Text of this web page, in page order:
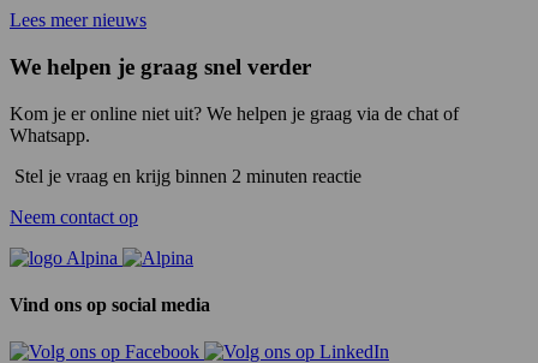
Lees meer nieuws
We helpen je graag snel verder
Kom je er online niet uit? We helpen je graag via de chat of
Whatsapp.
Stel je vraag en krijg binnen 2 minuten reactie
Neem contact op
Vind ons op social media